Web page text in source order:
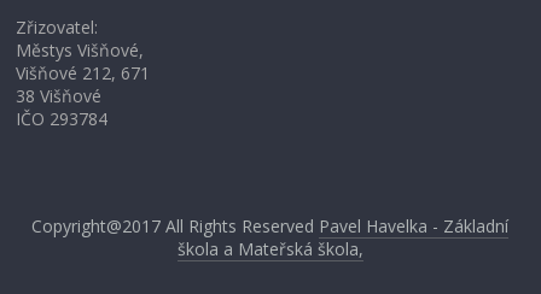
Zřizovatel:
Městys Višňové,
Višňové 212, 671
38 Višňové
IČO 293784
Copyright@2017All Rights Reserved Pavel Havelka - Základní
škola a Mateřská škola,